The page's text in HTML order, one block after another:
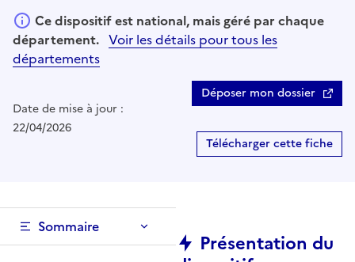
Ce dispositif est national, mais géré par chaque
département. Voir les détails pour tous les
départements
Date de mise à jour :
22/04/2026
Déposer mon dossier
Télécharger cette fiche
Sommaire
Présentation du